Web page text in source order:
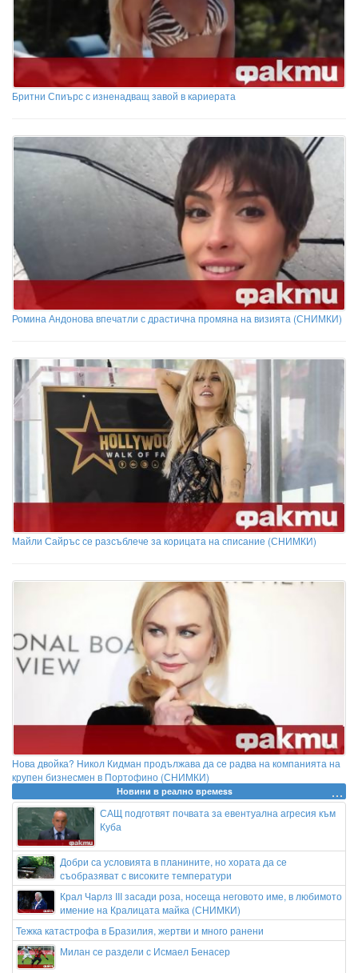
Бритни Спиърс с изненадващ завой в кариерата
Ромина Андонова впечатли с драстична промяна на визията (СНИМКИ)
Майли Сайръс се разсъблече за корицата на списание (СНИМКИ)
Нова двойка? Никол Кидман продължава да се радва на компанията на
крупен бизнесмен в Портофино (СНИМКИ)
Новини в реално времеss
САЩ подготвят почвата за евентуална агресия към
Куба
Добри са условията в планините, но хората да се
съобразяват с високите температури
Крал Чарлз III засади роза, носеща неговото име, в любимото
имение на Кралицата майка (СНИМКИ)
Тежка катастрофа в Бразилия, жертви и много ранени
Милан се раздели с Исмаел Бенасер